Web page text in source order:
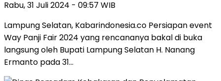
Rabu, 31 Juli 2024 - 09:57 WIB
Lampung Selatan, Kabarindonesia.co Persiapan event
Way Panji Fair 2024 yang rencananya bakal di buka
langsung oleh Bupati Lampung Selatan H. Nanang
Ermanto pada 31…